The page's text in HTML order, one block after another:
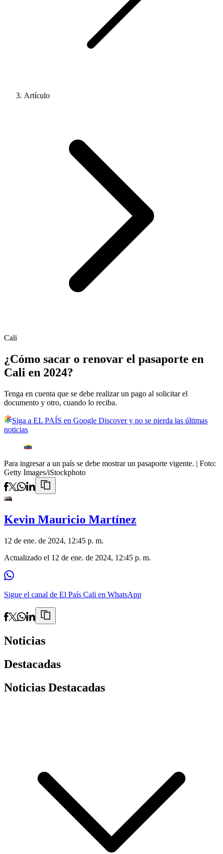
Artículo
Cali
¿Cómo sacar o renovar el pasaporte en
Cali en 2024?
Tenga en cuenta que se debe realizar un pago al solicitar el
documento y otro, cuando lo reciba.
Siga a EL PAÍS en Google Discover y no se pierda las últimas
noticias
Para ingresar a un país se debe mostrar un pasaporte vigente. | Foto:
Getty Images/iStockphoto
Kevin Mauricio Martínez
12 de ene. de 2024, 12:45 p. m.
Actualizado el 12 de ene. de 2024, 12:45 p. m.
Sigue el canal de El País Cali en WhatsApp
Noticias
Destacadas
Noticias Destacadas